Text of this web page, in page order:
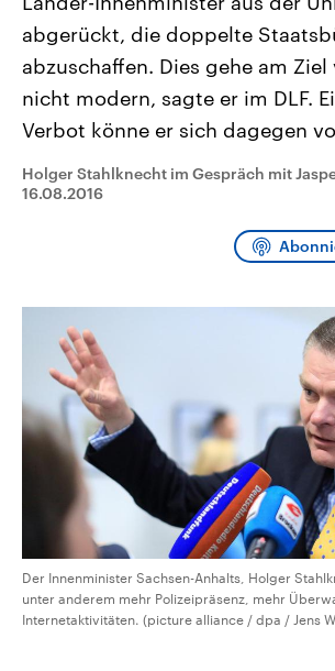
Sachsen-Anhalt wählt am 6.
September 2026 einen neuen
Landtag. Seit 2021 wird das
Bundesland von einer Koalition aus
CDU, SPD und FDP regiert.-
Umfragen, Prognosen,
und Hintergründe zu den Parteien
Wahl.
den
mit
Sendungen Programm
Audio-Archiv
abgerückt, die doppelte
abzuschaffen. Dies gehe am
nicht modern, sagte er im DLF.
Verbot könne er sich dagegen
Holger Stahlknecht im Gespräch mit
16.08.2016
Der Innenminister Sachsen-Anhalts, Holger
unter anderem mehr Polizeipräsenz, mehr
Internetaktivitäten. (picture alliance / dpa / Jens